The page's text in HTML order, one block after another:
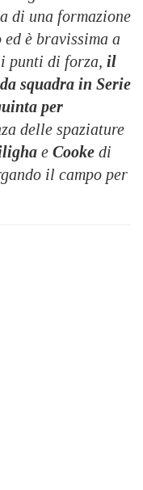
di una formazione
è bravissima a
punti di forza, il
squadra in Serie
per
delle spaziature
e Cooke di
il campo per